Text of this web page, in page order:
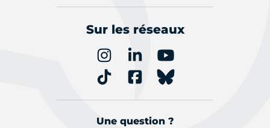
Sur les réseaux
Une question ?